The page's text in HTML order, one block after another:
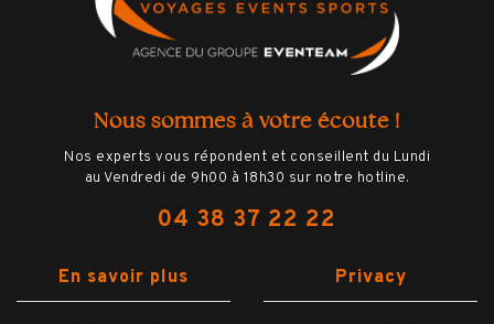
1 nuit d'hôtel base chambre double à Milan
rencontre
ΟLes documents de voyage digitalisés
ΟL'assistance Hémisphères Voyages à
Nous sommes à votre écoute !
Nos experts vous répondent et conseillent du Lundi
au Vendredi de 9h00 à 18h30 sur notre hotline.
04 38 37 22 22
En savoir plus Privacy